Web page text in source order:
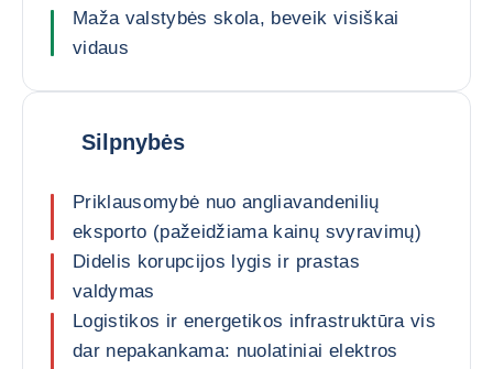
Maža valstybės skola, beveik visiškai
vidaus
Silpnybės
Priklausomybė nuo angliavandenilių
eksporto (pažeidžiama kainų svyravimų)
Didelis korupcijos lygis ir prastas
valdymas
Logistikos ir energetikos infrastruktūra vis
dar nepakankama: nuolatiniai elektros